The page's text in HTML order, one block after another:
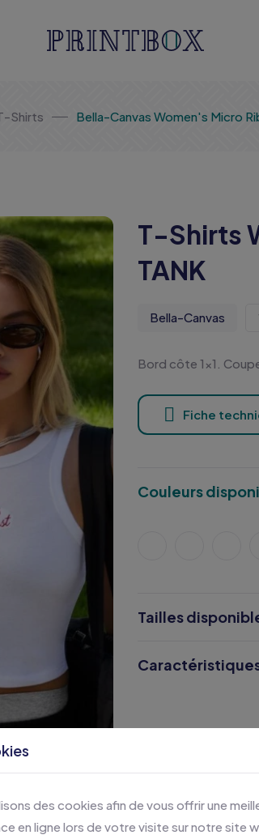
Shirts Bella-Canvas Women's Micro
T-Shirts
TANK
Bella-Canvas
Bord côte 1x1.
Fiche
Couleurs
Tailles
des cookies afin de vous offrir une
en ligne lors de votre visite sur notre site